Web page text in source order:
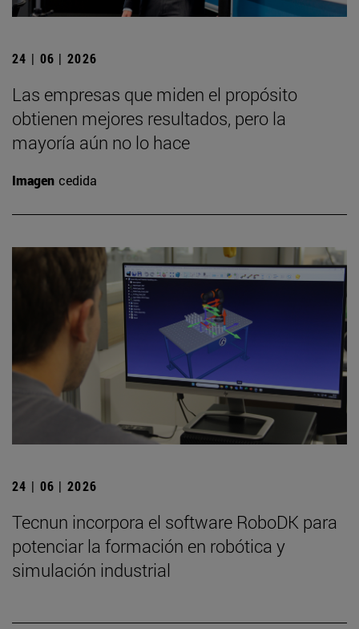
24 | 06 | 2026
Las empresas que miden el propósito
obtienen mejores resultados, pero la
mayoría aún no lo hace
Imagen cedida
24 | 06 | 2026
Tecnun incorpora el software RoboDK para
potenciar la formación en robótica y
simulación industrial